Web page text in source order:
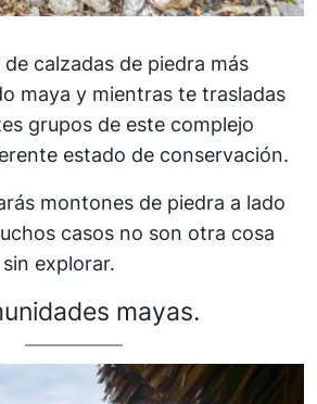
calzadas de piedra más
maya y mientras te trasladas
grupos de este complejo
estado de conservación.
montones de piedra a lado
casos no son otra cosa
explorar.
mayas.